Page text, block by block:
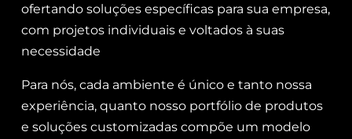
ofertando soluções específicas para sua empresa,
com projetos individuais e voltados à suas
necessidade
Para nós, cada ambiente é único e tanto nossa
experiência, quanto nosso portfólio de produtos
e soluções customizadas compõe um modelo